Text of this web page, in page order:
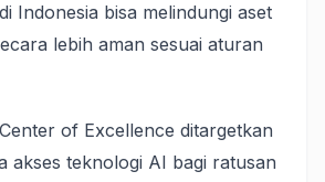
Indonesia bisa melindungi aset
lebih aman sesuai aturan
of Excellence ditargetkan
akses teknologi AI bagi ratusan